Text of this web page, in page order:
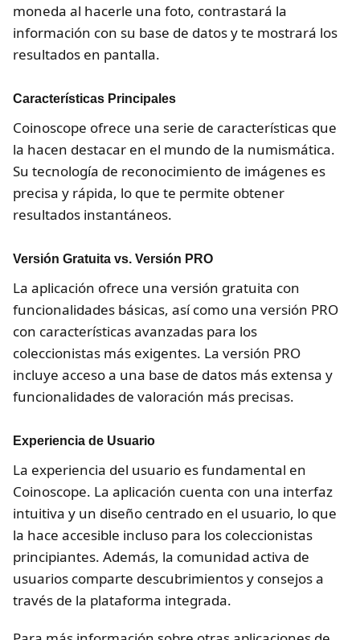
moneda al hacerle una foto, contrastará la
información con su base de datos y te mostrará los
resultados en pantalla.
Características Principales
Coinoscope ofrece una serie de características que
la hacen destacar en el mundo de la numismática.
Su tecnología de reconocimiento de imágenes es
precisa y rápida, lo que te permite obtener
resultados instantáneos.
Versión Gratuita vs. Versión PRO
La aplicación ofrece una versión gratuita con
funcionalidades básicas, así como una versión PRO
con características avanzadas para los
coleccionistas más exigentes. La versión PRO
incluye acceso a una base de datos más extensa y
funcionalidades de valoración más precisas.
Experiencia de Usuario
La experiencia del usuario es fundamental en
Coinoscope. La aplicación cuenta con una interfaz
intuitiva y un diseño centrado en el usuario, lo que
la hace accesible incluso para los coleccionistas
principiantes. Además, la comunidad activa de
usuarios comparte descubrimientos y consejos a
través de la plataforma integrada.